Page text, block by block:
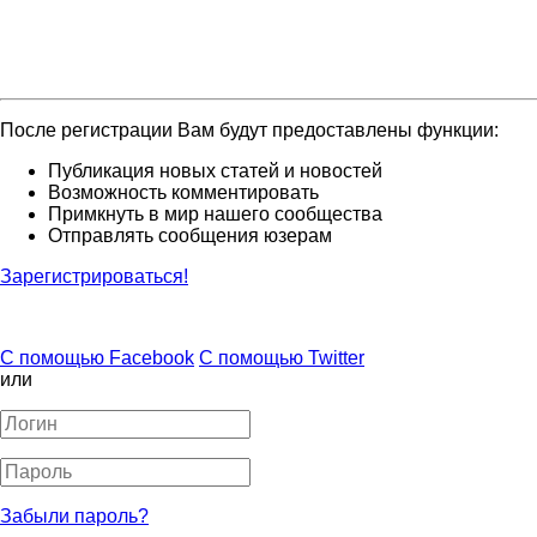
После регистрации Вам будут предоставлены функции:
Публикация новых статей и новостей
Возможность комментировать
Примкнуть в мир нашего сообщества
Отправлять сообщения юзерам
Зарегистрироваться!
С помощью Facebook С помощью Twitter
или
Забыли пароль?